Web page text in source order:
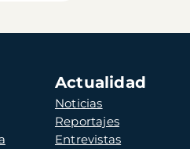
Actualidad
Noticias
Reportajes
Entrevistas